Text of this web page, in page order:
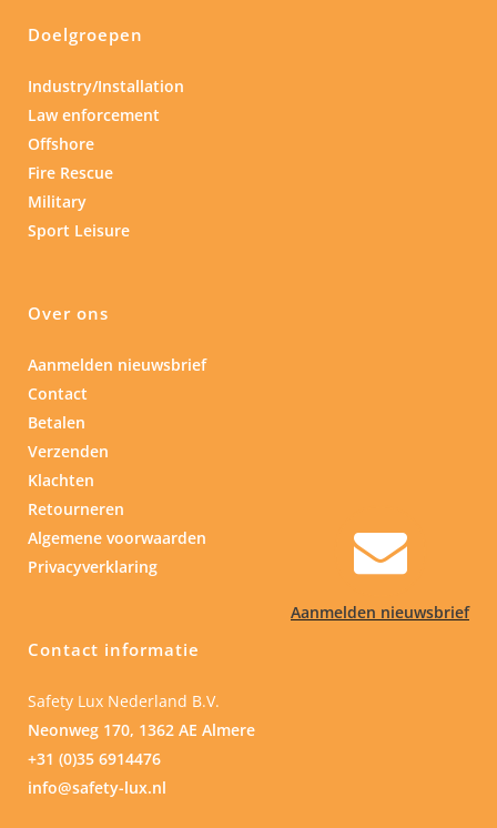
Aanmelden nieuwsbrief
Doelgroepen
Industry/Installation
Law enforcement
Offshore
Fire Rescue
Military
Sport Leisure
Over ons
Aanmelden nieuwsbrief
Contact
Betalen
Verzenden
Klachten
Retourneren
Algemene voorwaarden
Privacyverklaring
Contact informatie
Safety Lux Nederland B.V.
Neonweg 170, 1362 AE Almere
+31 (0)35 6914476
info@safety-lux.nl